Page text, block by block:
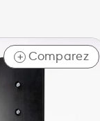
+ Comparez